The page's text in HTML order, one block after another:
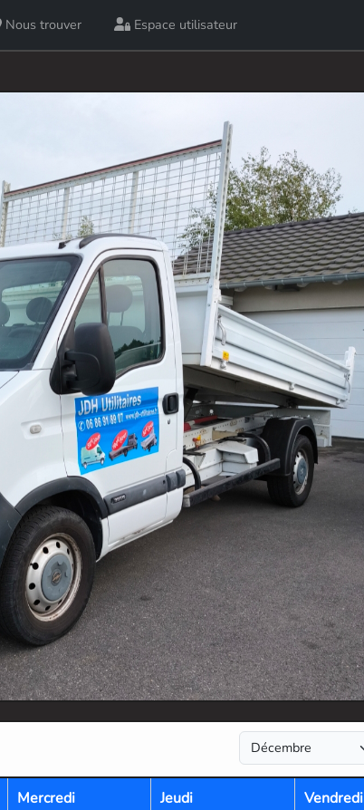
Nous trouver Espace utilisateur
Mercredi Jeudi Vendredi